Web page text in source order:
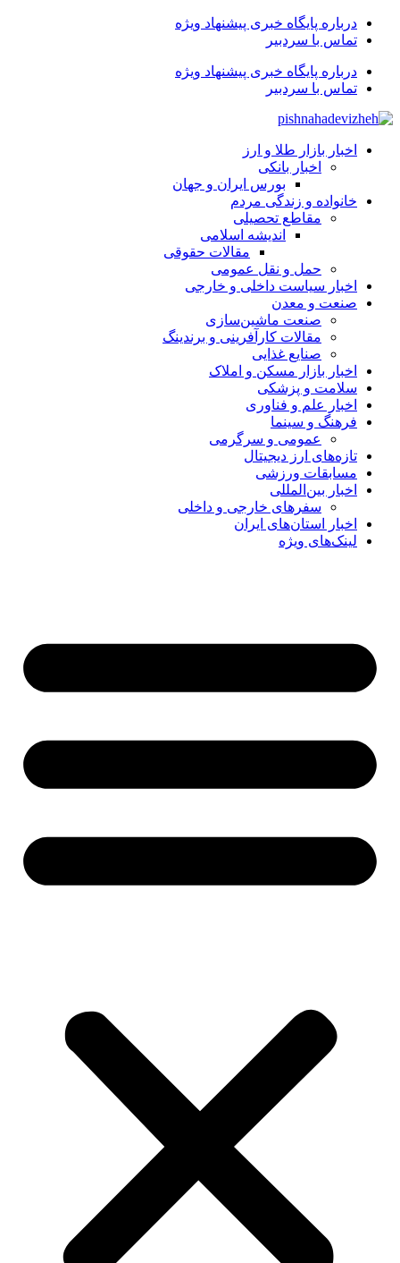
درباره پایگاه خبری پیشنهاد ویژه
تماس با سردبیر
درباره پایگاه خبری پیشنهاد ویژه
تماس با سردبیر
اخبار بازار طلا و ارز
اخبار بانکی
بورس ایران و جهان
خانواده و زندگی مردم
مقاطع تحصیلی
اندیشه اسلامی
مقالات حقوقی
حمل و نقل عمومی
اخبار سیاست داخلی و خارجی
صنعت و معدن
صنعت ماشین‌سازی
مقالات کارآفرینی و برندینگ
صنایع غذایی
اخبار بازار مسکن و املاک
سلامت و پزشکی
اخبار علم و فناوری
فرهنگ و سینما
عمومی و سرگرمی
تازه‌های ارز دیجیتال
مسابقات ورزشی
اخبار بین‌المللی
سفرهای خارجی و داخلی
اخبار استان‌های ایران
لینک‌های ویژه